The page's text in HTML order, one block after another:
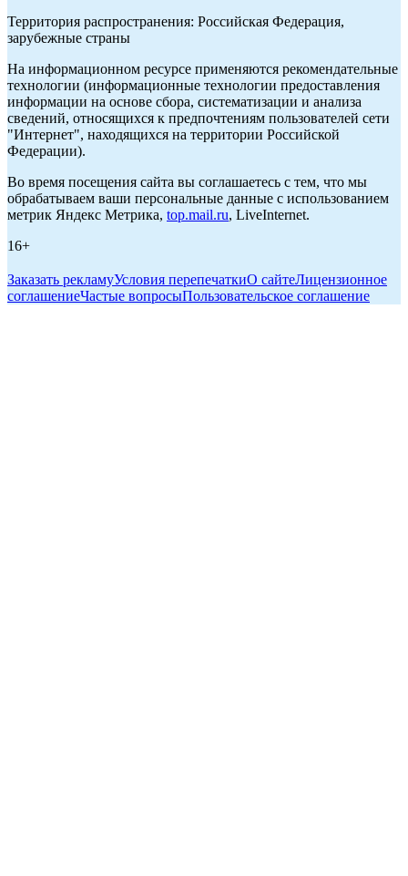
Территория распространения: Российская Федерация,
зарубежные страны
На информационном ресурсе применяются рекомендательные
технологии (информационные технологии предоставления
информации на основе сбора, систематизации и анализа
сведений, относящихся к предпочтениям пользователей сети
"Интернет", находящихся на территории Российской
Федерации).
Во время посещения сайта вы соглашаетесь с тем, что мы
обрабатываем ваши персональные данные с использованием
метрик Яндекс Метрика, top.mail.ru, LiveInternet.
16+
Заказать рекламуУсловия перепечаткиО сайтеЛицензионное
соглашениеЧастые вопросыПользовательское соглашение